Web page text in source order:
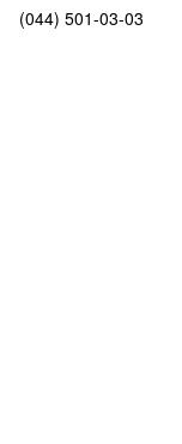
(044) 501-03-03